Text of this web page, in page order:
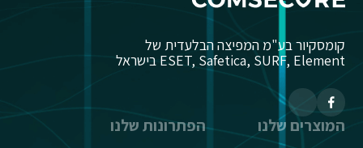
קומסקיור בע"מ המפיצה הבלעדית של
ESET, Safetica, SURF, Element בישראל
המוצרים שלנו הפתרונות שלנו